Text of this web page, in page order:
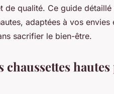
de qualité. Ce guide
adaptées à vos
sacrifier le bien-être.
chaussettes